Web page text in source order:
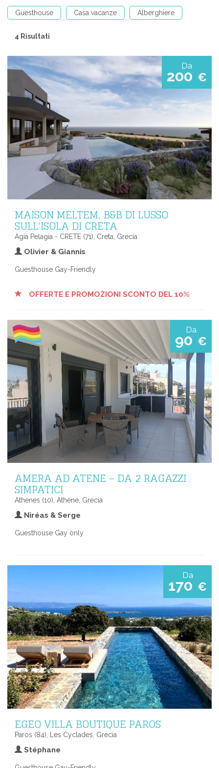
Guesthouse Casa vacanze Alberghiere
4 Risultati
Da
200 €
MAISON MELTEM, B&B DI LUSSO
SULL'ISOLA DI CRETA
Agia Pelagia - CRETE (71), Creta, Grecia
Olivier & Giannis
Guesthouse Gay-Friendly
OFFERTE E PROMOZIONI SCONTO DEL 10%
Da
90 €
AMERA AD ATENE – DA 2 RAGAZZI
SIMPATICI
Athenes (10), Athène, Grecia
Niréas & Serge
Guesthouse Gay only
Da
170 €
EGEO VILLA BOUTIQUE PAROS
Paros (84), Les Cyclades, Grecia
Stéphane